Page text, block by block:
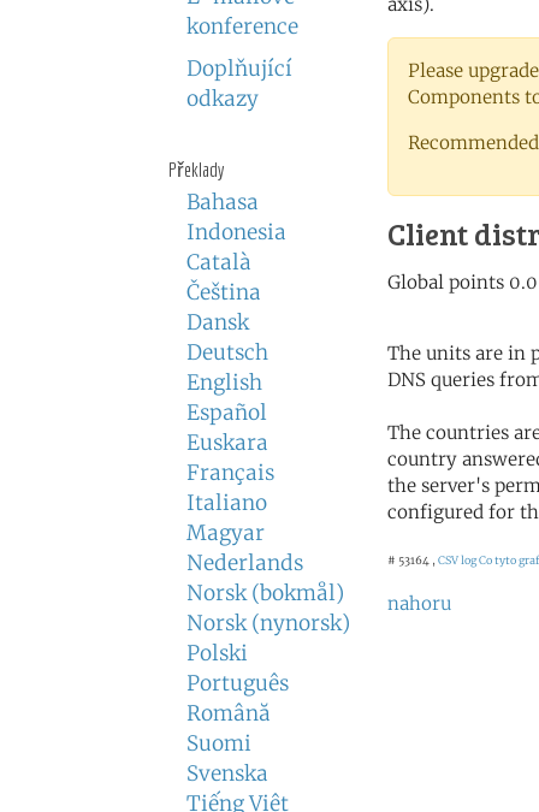
konference
Doplňující
odkazy
Překlady
Bahasa
Indonesia
Català
Čeština
Dansk
Deutsch
English
Español
Euskara
Français
Italiano
Magyar
Nederlands
Norsk (bokmål)
Norsk (nynorsk)
Polski
Português
Română
Suomi
Svenska
Tiếng Việt
Please
Components
Client
The units are in
DNS queries
The countries
country
the server's
configured for
# 53164 , CSV logCo tyto
nahoru